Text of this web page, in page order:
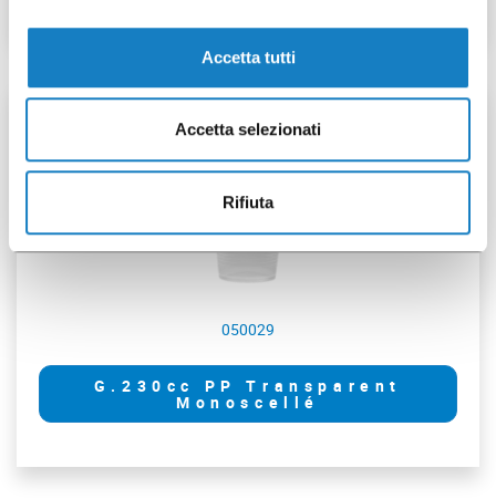
Accetta tutti
Accetta selezionati
Rifiuta
1 pces
050029
G.230cc PP Transparent
Monoscellé